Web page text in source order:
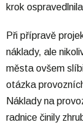
krok
Při přípravě
náklady, ale
města ovšem
otázka
Náklady na
radnice činily